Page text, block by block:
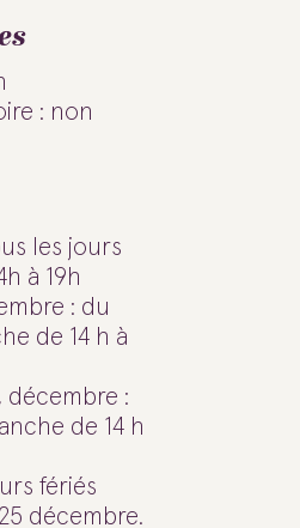
: non
les jours
à 19h
: du
de 14 h à
décembre :
de 14 h
fériés
décembre.